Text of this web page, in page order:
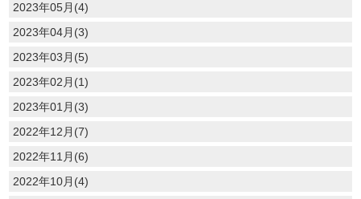
2023年05月(4)
2023年04月(3)
2023年03月(5)
2023年02月(1)
2023年01月(3)
2022年12月(7)
2022年11月(6)
2022年10月(4)